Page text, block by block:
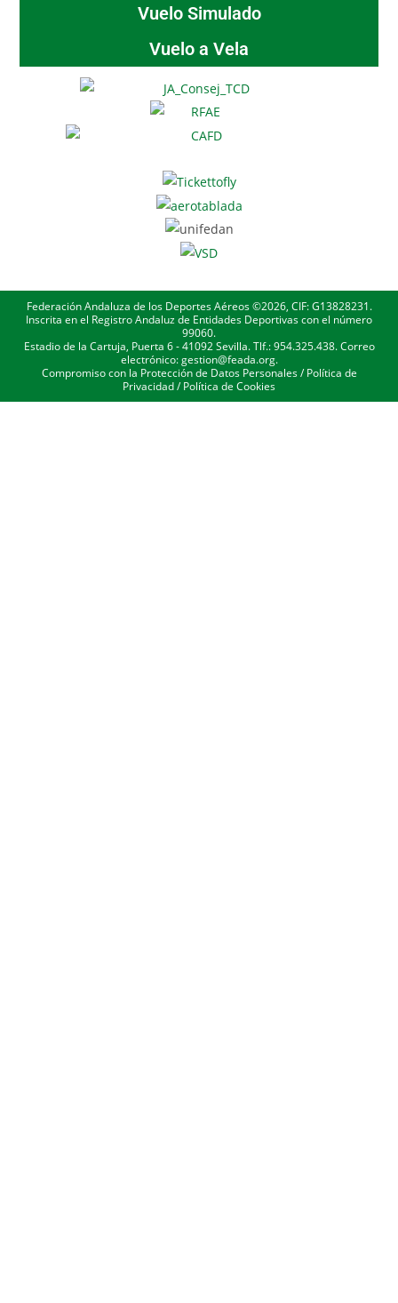
Vuelo Simulado
Vuelo a Vela
Federación Andaluza de los Deportes Aéreos ©2026, CIF: G13828231.
Inscrita en el Registro Andaluz de Entidades Deportivas con el número
99060.
Estadio de la Cartuja, Puerta 6 - 41092 Sevilla. Tlf.: 954.325.438. Correo
electrónico: gestion@feada.org.
Compromiso con la Protección de Datos Personales/Política de
Privacidad/Política de Cookies